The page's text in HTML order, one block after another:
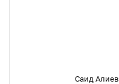
Саид Алиев